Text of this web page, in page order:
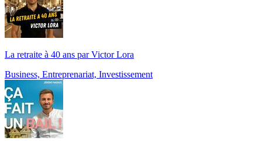
La retraite à 40 ans par Victor Lora
Business, Entreprenariat, Investissement